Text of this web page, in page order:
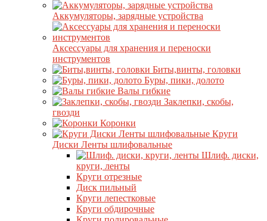
Аккумуляторы, зарядные устройства
Аксессуары для хранения и переноски
инструментов
Биты,винты, головки
Буры, пики, долото
Валы гибкие
Заклепки, скобы,
гвозди
Коронки
Круги
Диски Ленты шлифовальные
Шлиф. диски,
круги, ленты
Круги отрезные
Диск пильный
Круги лепестковые
Круги обдирочные